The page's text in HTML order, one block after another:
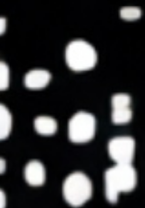
topics
careers
contact